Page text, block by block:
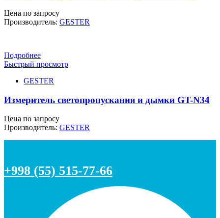
Цена по запросу
Производитель: GESTER
Подробнее
Быстрый просмотр
GESTER
Измеритель светопропускания и дымки GT-N34
Цена по запросу
Производитель: GESTER
+998 (55) 515-77-66